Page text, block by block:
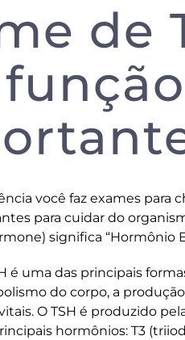
de
você faz exames para
para cuidar do
significa “Hormônio
é uma das principais
do corpo, a
O TSH é produzido
hormônios: T3